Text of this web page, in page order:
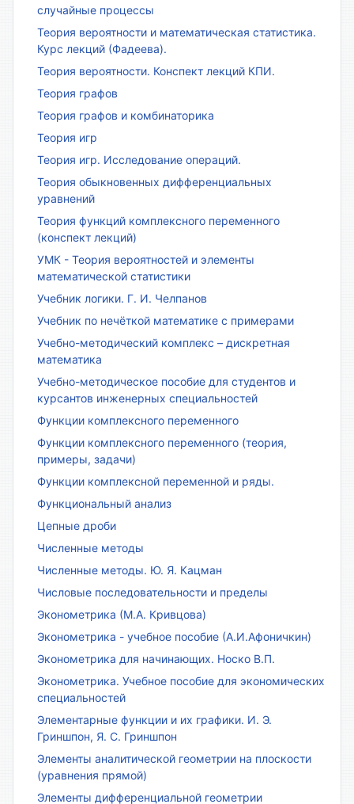
случайные процессы
Теория вероятности и математическая статистика.
Курс лекций (Фадеева).
Теория вероятности. Конспект лекций КПИ.
Теория графов
Теория графов и комбинаторика
Теория игр
Теория игр. Исследование операций.
Теория обыкновенных дифференциальных
уравнений
Теория функций комплексного переменного
(конспект лекций)
УМК - Теория вероятностей и элементы
математической статистики
Учебник логики. Г. И. Челпанов
Учебник по нечёткой математике с примерами
Учебно-методический комплекс – дискретная
математика
Учебно-методическое пособие для студентов и
курсантов инженерных специальностей
Функции комплексного переменного
Функции комплексного переменного (теория,
примеры, задачи)
Функции комплексной переменной и ряды.
Функциональный анализ
Цепные дроби
Численные методы
Численные методы. Ю. Я. Кацман
Числовые последовательности и пределы
Эконометрика (М.А. Кривцова)
Эконометрика - учебное пособие (А.И.Афоничкин)
Эконометрика для начинающих. Носко В.П.
Эконометрика. Учебное пособие для экономических
специальностей
Элементарные функции и их графики. И. Э.
Гриншпон, Я. С. Гриншпон
Элементы аналитической геометрии на плоскости
(уравнения прямой)
Элементы дифференциальной геометрии